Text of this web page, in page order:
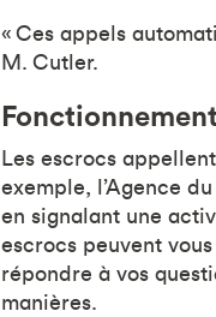
« Ces appels
M. Cutler.
Les escrocs
exemple, l’Agence
en signalant une
escrocs peuvent
répondre à vos
manières.